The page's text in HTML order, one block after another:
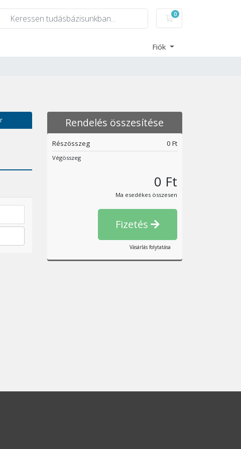
0
Bevásárlókosár
Fiók
Rendelés összesítése
Részösszeg 0 Ft
Végösszeg
0 Ft
Ma esedékes összesen
Fizetés
Vásárlás folytatása